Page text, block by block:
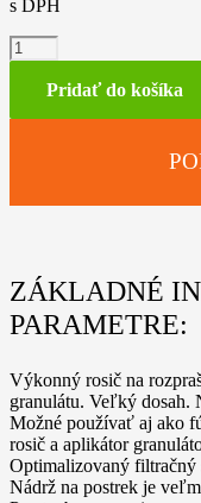
s DPH
množstvo
STIHL
Pridať do košíka
ZÁKLADNÉ
PARAMETRE:
Výkonný rosič na
granulátu. Veľký dosah.
Možné používať aj ako
rosič a aplikátor
Optimalizovaný filtračný
Nádrž na postrek je